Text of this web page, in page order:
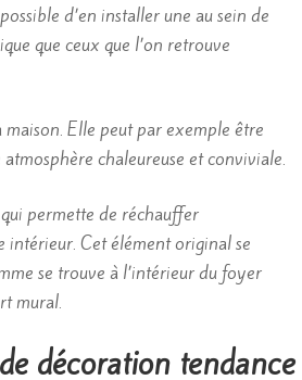
d’en installer une au sein de
que ceux que l’on retrouve
Elle peut par exemple être
chaleureuse et conviviale.
permette de réchauffer
Cet élément original se
se trouve à l’intérieur du foyer
mural.
décoration tendance